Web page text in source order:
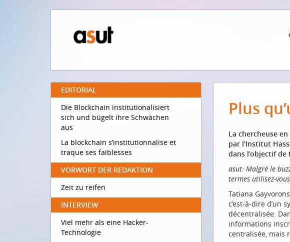
EDITORIAL
Die Blockchain institutionalisiert
sich und bügelt ihre Schwächen
aus
La blockchain s’institutionnalise et
traque ses faiblesses
VORWORT DER REDAKTION
Zeit zu reifen
INTERVIEW
Viel mehr als eine Hacker-
Technologie
Plus
La chercheuse
par l’Institut
dans l’objectif
asut: Malgré le
termes utilisez-
Tatiana
c’est-à-dire d’un
décentralisée.
informations
centralisée, mais